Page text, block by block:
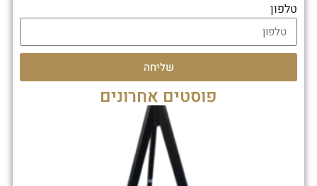
טלפון
שליחה
פוסטים אחרונים